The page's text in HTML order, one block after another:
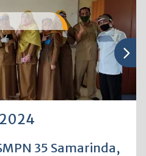
35 Samarinda,